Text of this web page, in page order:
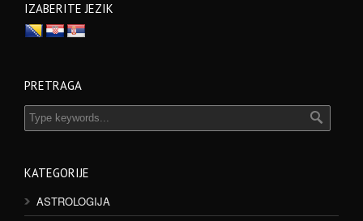
IZABERITE JEZIK
PRETRAGA
KATEGORIJE
ASTROLOGIJA